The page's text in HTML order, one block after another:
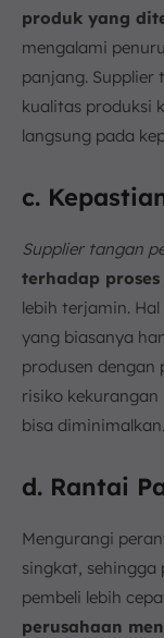
produk yang
mengalami
panjang.
kualitas produksi
langsung pada
c.
Supplier tangan
terhadap
lebih terjamin.
yang biasanya
produsen dengan
risiko
bisa diminimalkan.
d. Rantai
Mengurangi
singkat,
pembeli lebih
perusahaan